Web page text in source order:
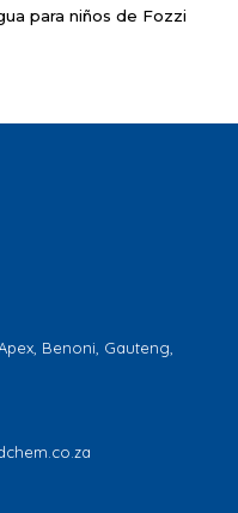
para niños de Fozzi
Benoni, Gauteng,